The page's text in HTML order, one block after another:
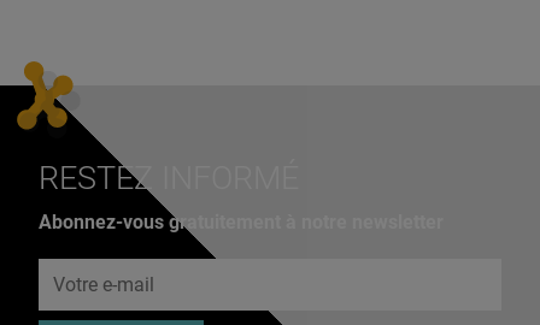
RESTEZ INFORMÉ
Abonnez-vous gratuitement à notre newsletter